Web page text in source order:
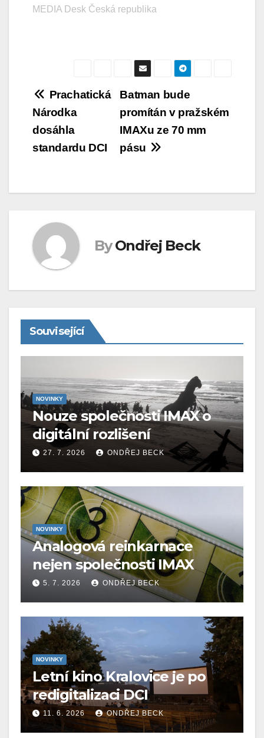
MEDIA Desk Česká republika
Navigace
pro
příspěvek
Batman bude
promítán v pražském
IMAXu ze 70 mm
pásu
Prachatická
Národka
dosáhla
standardu DCI
By Ondřej Beck
Související
NOVINKY
Nouze společnosti IMAX o
digitální rozlišení
27. 7. 2026 ONDŘEJ BECK
NOVINKY
Analogová reinkarnace
nejen společnosti IMAX
5. 7. 2026 ONDŘEJ BECK
NOVINKY
Letní kino Kralovice je po
redigitalizaci DCI
11. 6. 2026 ONDŘEJ BECK